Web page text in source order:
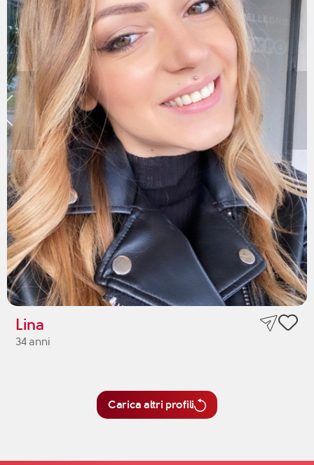
Lina
34 anni
Carica altri profili